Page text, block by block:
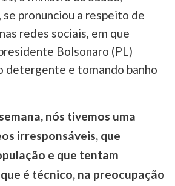
pronunciou a respeito de
redes sociais, em que
Bolsonaro (PL)
detergente e tomando banho
nós tivemos uma
irresponsáveis, que
e que tentam
é técnico, na preocupação